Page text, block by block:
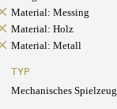
Material: Messing
Material: Holz
Material: Metall
TYP
Mechanisches Spielzeug